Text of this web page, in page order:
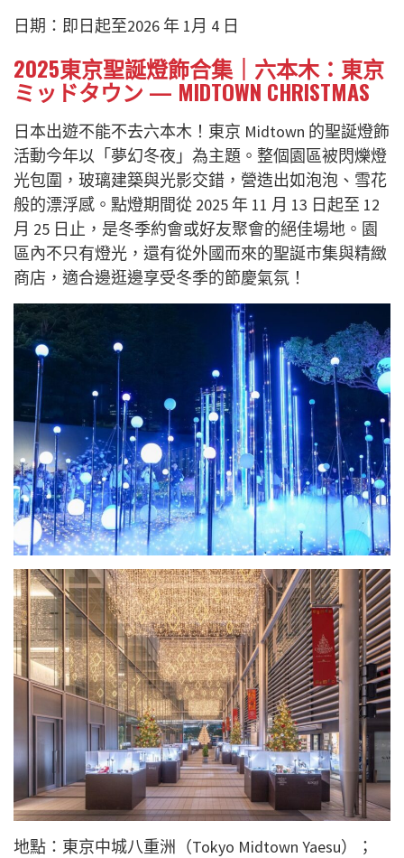
日期：即日起至2026 年 1月 4 日
2025東京聖誕燈飾合集｜六本木：東京
ミッドタウン — MIDTOWN CHRISTMAS
日本出遊不能不去六本木！東京 Midtown 的聖誕燈飾
活動今年以「夢幻冬夜」為主題。整個園區被閃爍燈
光包圍，玻璃建築與光影交錯，營造出如泡泡、雪花
般的漂浮感。點燈期間從 2025 年 11 月 13 日起至 12
月 25 日止，是冬季約會或好友聚會的絕佳場地。園
區內不只有燈光，還有從外國而來的聖誕市集與精緻
商店，適合邊逛邊享受冬季的節慶氣氛！
地點：東京中城八重洲（Tokyo Midtown Yaesu）；